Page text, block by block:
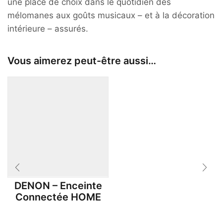
une place de choix dans le quotidien des
mélomanes aux goûts musicaux – et à la décoration
intérieure – assurés.
Vous aimerez peut-être aussi…
DENON – Enceinte
Connectée HOME